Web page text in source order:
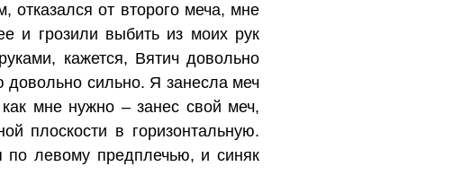
от второго меча, мне
и грозили выбить из моих рук
кажется, Вятич довольно
довольно сильно. Я занесла меч
мне нужно – занес свой меч,
плоскости в горизонтальную.
левому предплечью, и синяк